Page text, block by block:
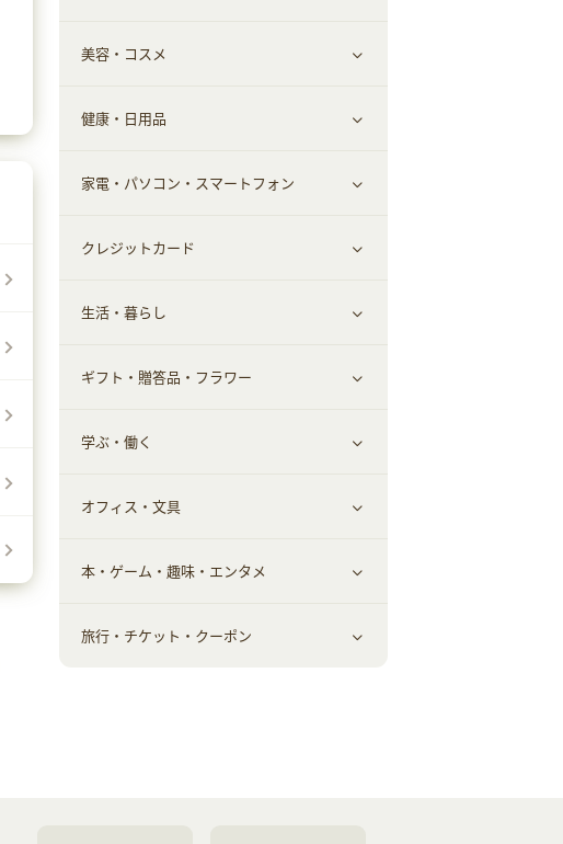
デパート・スーパー
ファッション
インナー・下着
靴・フットウェア
小物・かばん
スーツ・フォーマル
すべて見る
グルメ
ドリンク
お酒
食材宅配
美容・コスメ
すべて見る
スキンケア
メイクアップ
ヘアケア
メンズ美容
美容・ダイエット用品
脱毛用品
美容食品
健康・日用品
すべて見る
健康食品｜青汁・飲料
健康食品｜乳酸菌・ケフィア
健康食品｜その他
スポーツ・フィットネス
日用品・薬局・からだ
家電・パソコン・スマートフォン
すべて見る
家電・パソコン・ソフトウェア
スマホ・携帯電話・SIM
クレジットカード
すべて見る
クレジットカード
生活・暮らし
すべて見る
車情報・カーシェア・レンタル
お役立ち
生活雑貨・家具インテリア
赤ちゃん・こども・マタニティ
ギフト・贈答品・フラワー
すべて見る
ギフト・贈答品
フラワー
学ぶ・働く
すべて見る
習い事・学習・学校
オフィス・文具
すべて見る
オフィス・文具
本・ゲーム・趣味・エンタメ
すべて見る
旅行・チケット・クーポン